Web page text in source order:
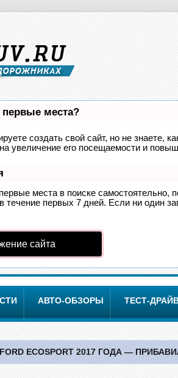
первые места?
создать свой сайт, но не знаете,
увеличение его посещаемости и
места в поиске самостоятельно,
течение первых 7 дней. Если ни один
сайта
АВТО-ОБЗОРЫ ТЕСТ-
ECOSPORT 2017 ГОДА —